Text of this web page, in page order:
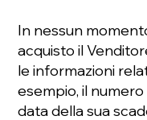
In nessun
acquisto il
le informazioni
esempio, il
data della sua